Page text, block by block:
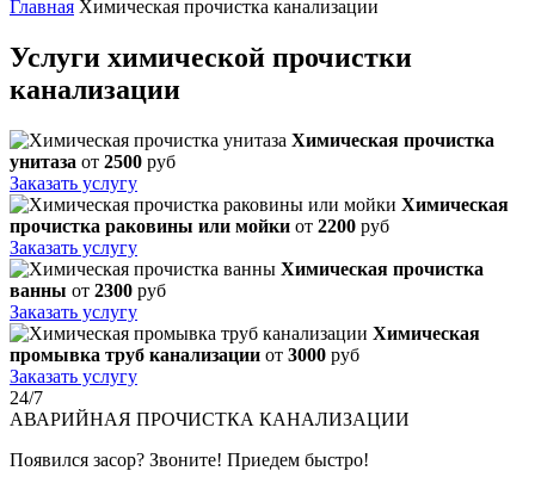
Главная Химическая прочистка канализации
Услуги химической прочистки
канализации
Химическая прочистка
унитаза от 2500 руб
Заказать услугу
Химическая
прочистка раковины или мойки от 2200 руб
Заказать услугу
Химическая прочистка
ванны от 2300 руб
Заказать услугу
Химическая
промывка труб канализации от 3000 руб
Заказать услугу
24/7
АВАРИЙНАЯ ПРОЧИСТКА КАНАЛИЗАЦИИ
Появился засор? Звоните! Приедем быстро!